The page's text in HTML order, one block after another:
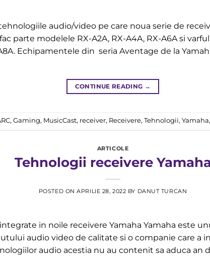
audio/video pe care noua serie de
parte modelele RX-A2A, RX-A4A, RX-A6A si
Echipamentele din seria Aventage de la
CONTINUE READING →
, Gaming, MusicCast, receiver, Receivere, Tehnologii, Yamaha,
ARTICOLE
Tehnologii receivere
POSTED ONAPRILIE 28, 2022 BY DANUT TURCAN
in noile receivere Yamaha Yamaha este
audio video de calitate si o companie care a
audio acestia nu au contenit sa aduca an